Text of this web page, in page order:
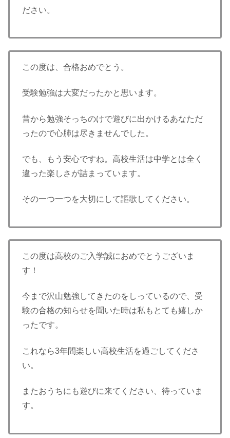
ださい。
この度は、合格おめでとう。
受験勉強は大変だったかと思います。
昔から勉強そっちのけで遊びに出かけるあなただ
ったので心肺は尽きませんでした。
でも、もう安心ですね。高校生活は中学とは全く
違った楽しさが詰まっています。
その一つ一つを大切にして謳歌してください。
この度は高校のご入学誠におめでとうございま
す！
今まで沢山勉強してきたのをしっているので、受
験の合格の知らせを聞いた時は私もとても嬉しか
ったです。
これなら3年間楽しい高校生活を過ごしてくださ
い。
またおうちにも遊びに来てください、待っていま
す。